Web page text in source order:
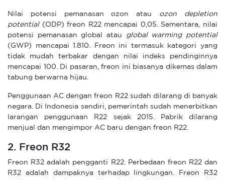
Nilai potensi pemanasan ozon atau ozon depletion
potential(ODP) freon R22 mencapai 0,05. Sementara, nilai
potensi pemanasan global atau
global warming potential
(GWP) mencapai 1.810. Freon ini termasuk kategori yang
tidak mudah terbakar dengan nilai indeks pendinginnya
mencapai 100. Di pasaran, freon ini biasanya dikemas dalam
tabung berwarna hijau.
Penggunaan AC dengan freon R22 sudah dilarang di banyak
negara. Di Indonesia sendiri, pemerintah sudah menerbitkan
larangan penggunaan R22 sejak 2015. Pabrik dilarang
menjual dan mengimpor AC baru dengan freon R22.
2. Freon R32
Freon R32 adalah pengganti R22. Perbedaan freon R22 dan
R32 adalah dampaknya terhadap lingkungan. Freon R32